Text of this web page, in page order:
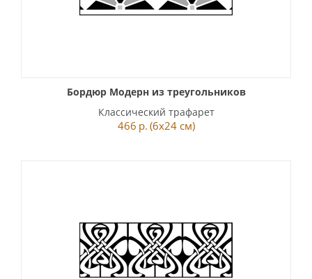
Бордюр Модерн из треугольников
Классический трафарет
466 р. (6x24 см)